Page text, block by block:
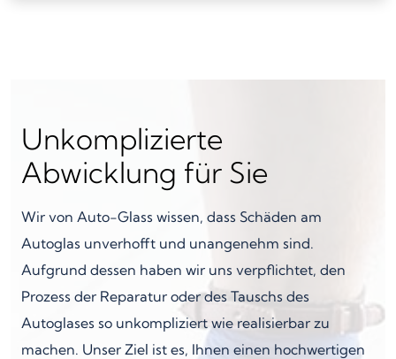
Unkomplizierte
Abwicklung für Sie
Wir von Auto-Glass wissen, dass Schäden am
Autoglas unverhofft und unangenehm sind.
Aufgrund dessen haben wir uns verpflichtet, den
Prozess der Reparatur oder des Tauschs des
Autoglases so unkompliziert wie realisierbar zu
machen. Unser Ziel ist es, Ihnen einen hochwertigen